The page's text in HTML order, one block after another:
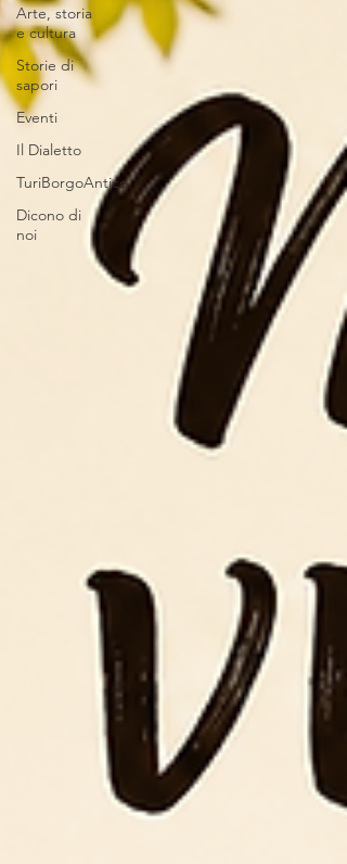
Arte, storia
e cultura
Storie di
sapori
Eventi
Il Dialetto
TuriBorgoAntico
Dicono di
noi